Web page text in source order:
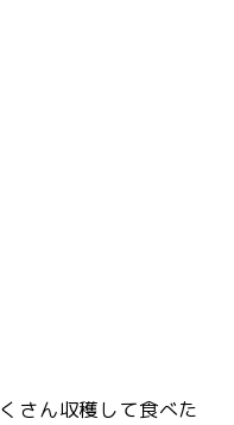
さん収穫して食べた